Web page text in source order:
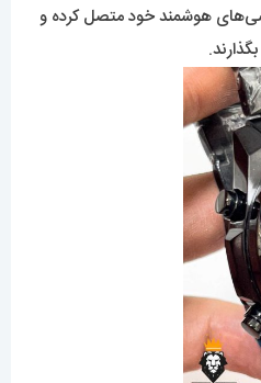
هوشمند خود متصل کرده و